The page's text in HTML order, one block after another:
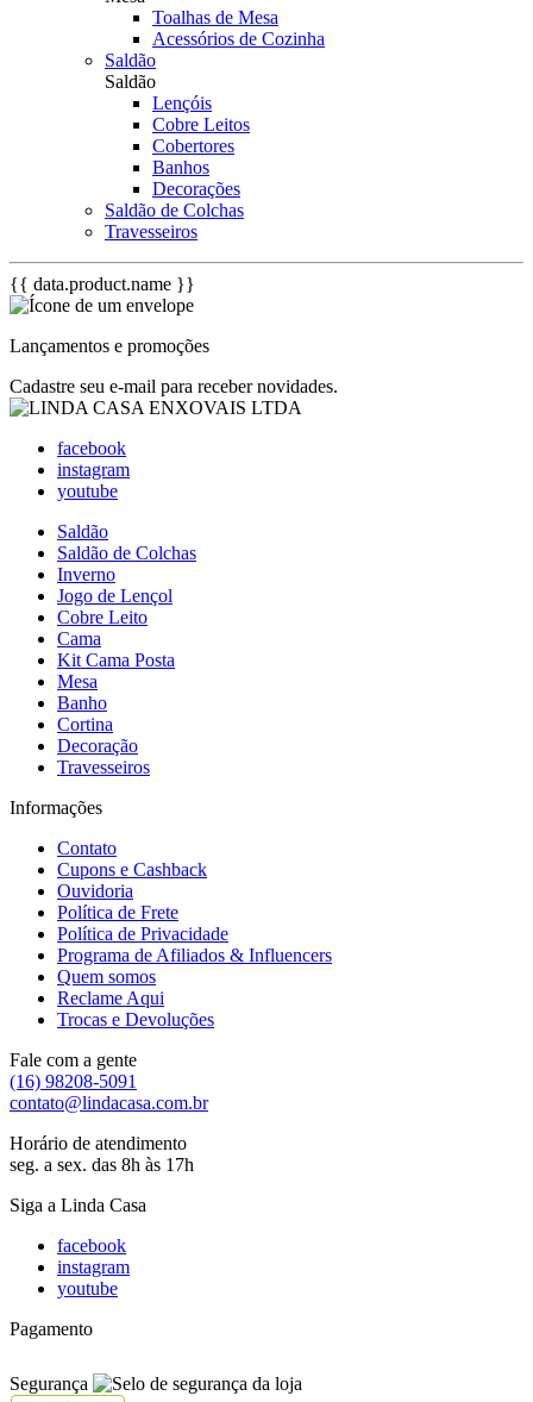
Toalhas de Mesa
Acessórios de Cozinha
Saldão
Saldão
Lençóis
Cobre Leitos
Cobertores
Banhos
Decorações
Saldão de Colchas
Travesseiros
{{ data.product.name }}
Lançamentos e promoções
Cadastre seu e-mail para receber novidades.
facebook
instagram
youtube
Saldão
Saldão de Colchas
Inverno
Jogo de Lençol
Cobre Leito
Cama
Kit Cama Posta
Mesa
Banho
Cortina
Decoração
Travesseiros
Informações
Contato
Cupons e Cashback
Ouvidoria
Política de Frete
Política de Privacidade
Programa de Afiliados & Influencers
Quem somos
Reclame Aqui
Trocas e Devoluções
Fale com a gente
(16) 98208-5091
contato@lindacasa.com.br
Horário de atendimento
seg. a sex. das 8h às 17h
Siga a Linda Casa
facebook
instagram
youtube
Pagamento
Segurança